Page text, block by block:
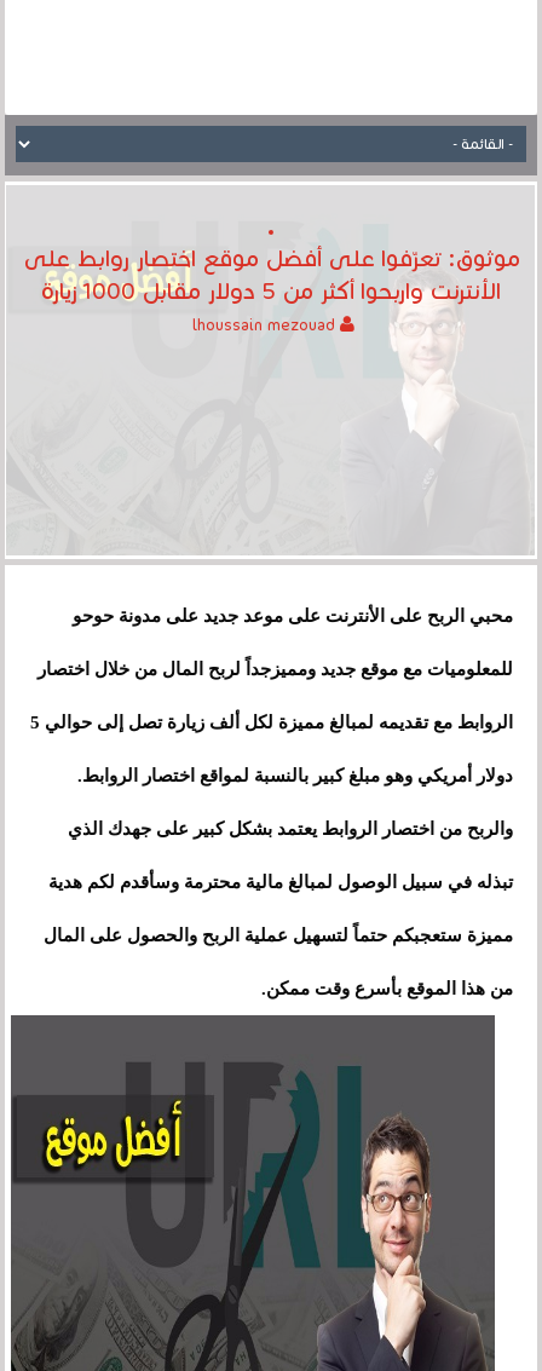
موثوق: تعرّفوا على أفضل موقع اختصار روابط على
الأنترنت واربحوا أكثر من 5 دولار مقابل 1000 زيارة
محبي الربح على الأنترنت على موعد جديد على مدونة حوحو
للمعلوميات مع موقع جديد ومميزجداً لربح المال من خلال اختصار
الروابط مع تقديمه لمبالغ مميزة لكل ألف زيارة تصل إلى حوالي 5
دولار أمريكي وهو مبلغ كبير بالنسبة لمواقع اختصار الروابط.
والربح من اختصار الروابط يعتمد بشكل كبير على جهدك الذي
تبذله في سبيل الوصول لمبالغ مالية محترمة وسأقدم لكم هدية
مميزة ستعجبكم حتماً لتسهيل عملية الربح والحصول على المال
من هذا الموقع بأسرع وقت ممكن.